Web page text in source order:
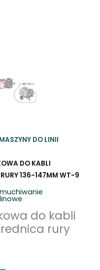
MASZYNY DO LINII
DO KABLI
136-147MM WT-9
do kabli
rury